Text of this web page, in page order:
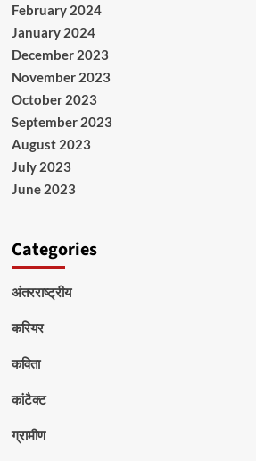
February 2024
January 2024
December 2023
November 2023
October 2023
September 2023
August 2023
July 2023
June 2023
Categories
अंतरराष्ट्रीय
करियर
कविता
कांटैक्ट
ग्रामीण